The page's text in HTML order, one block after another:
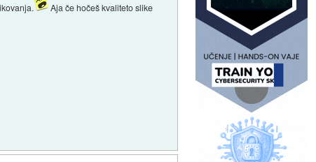
Aja če hočeš kvaliteto slike